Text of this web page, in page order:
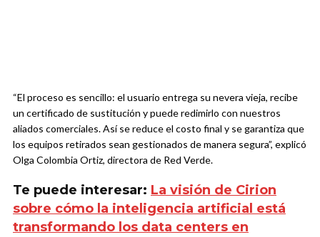
“El proceso es sencillo: el usuario entrega su nevera vieja, recibe
un certificado de sustitución y puede redimirlo con nuestros
aliados comerciales. Así se reduce el costo final y se garantiza que
los equipos retirados sean gestionados de manera segura”, explicó
Olga Colombia Ortiz, directora de Red Verde.
Te puede interesar: La visión de Cirion
sobre cómo la inteligencia artificial está
transformando los data centers en